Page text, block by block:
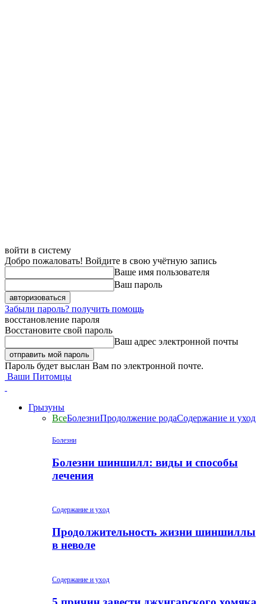
войти в систему
Добро пожаловать! Войдите в свою учётную запись
Ваше имя пользователя
Ваш пароль
Забыли пароль? получить помощь
восстановление пароля
Восстановите свой пароль
Ваш адрес электронной почты
Пароль будет выслан Вам по электронной почте.
Ваши Питомцы
Грызуны
ВсеБолезниПродолжение родаСодержание и уход
Болезни
Болезни шиншилл: виды и способы
лечения
Содержание и уход
Продолжительность жизни шиншиллы
в неволе
Содержание и уход